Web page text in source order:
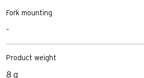
Fork mounting
-
Product weight
8 g